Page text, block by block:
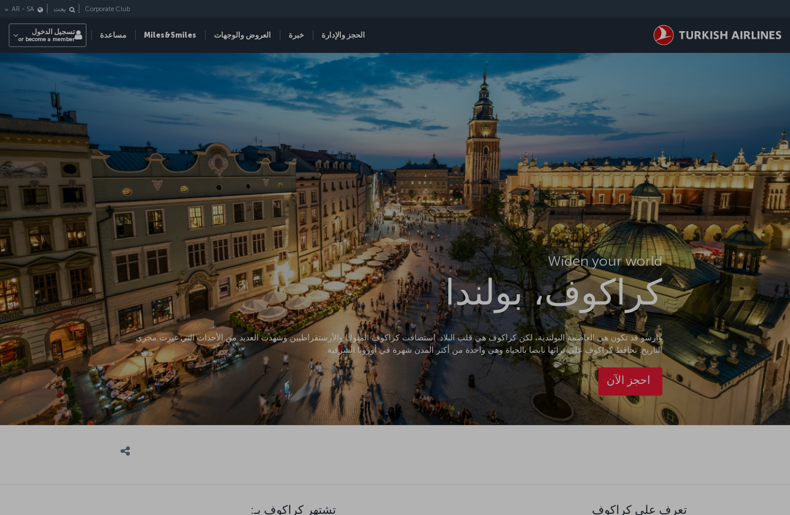
الحجز والإدارة خبرة العروض والوجهات Miles&Smiles مساعدة
Corporate Club بحث AR - SA
تسجيل الدخول
or become a member
Widen your world
كراكوف، بولندا
وارسو قد تكون هي العاصمة البولندية، لكن كراكوف هي قلب البلاد. استضافت كراكوف الملوك والأرستقراطيين وشهدت العديد من الأحداث التي غيرت مجرى
التاريخ. تحافظ كراكوف على تراثها نابضا بالحياة وهي واحدة من أكثر المدن شهرة في أوروبا الشرقية.
احجز الآن
تعرف على كراكوف تشتهر كراكوف بـ: